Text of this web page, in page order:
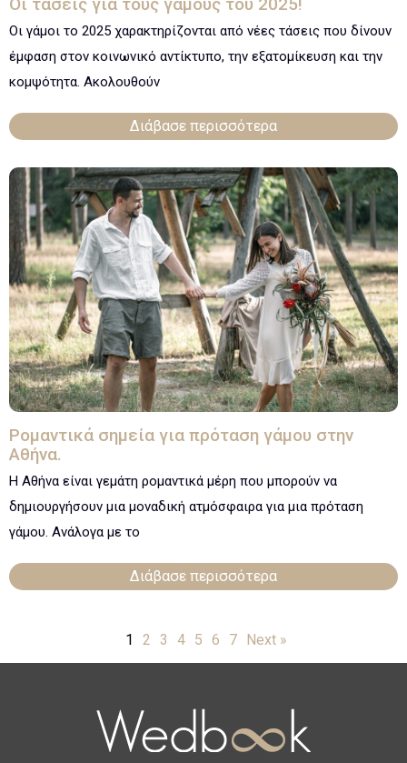
Οι γάμοι το 2025 χαρακτηρίζονται από νέες τάσεις που δίνουν
έμφαση στον κοινωνικό αντίκτυπο, την εξατομίκευση και την
κομψότητα. Ακολουθούν
Διάβασε περισσότερα
Ρομαντικά σημεία για πρόταση γάμου στην
Αθήνα.
Η Αθήνα είναι γεμάτη ρομαντικά μέρη που μπορούν να
δημιουργήσουν μια μοναδική ατμόσφαιρα για μια πρόταση
γάμου. Ανάλογα με το
Διάβασε περισσότερα
1 2 3 4 5 6 7 Next »